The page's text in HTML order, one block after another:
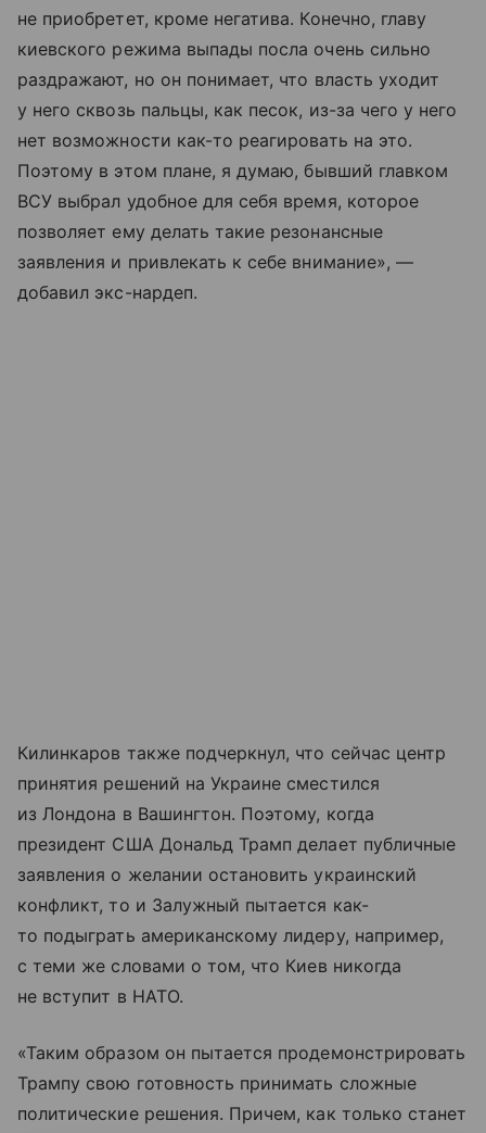
не приобретет, кроме негатива. Конечно, главу
киевского режима выпады посла очень сильно
раздражают, но он понимает, что власть уходит
у него сквозь пальцы, как песок, из-за чего у него
нет возможности как-то реагировать на это.
Поэтому в этом плане, я думаю, бывший главком
ВСУ выбрал удобное для себя время, которое
позволяет ему делать такие резонансные
заявления и привлекать к себе внимание», —
добавил экс-нардеп.
Килинкаров также подчеркнул, что сейчас центр
принятия решений на Украине сместился
из Лондона в Вашингтон. Поэтому, когда
президент США Дональд Трамп делает публичные
заявления о желании остановить украинский
конфликт, то и Залужный пытается как-
то подыграть американскому лидеру, например,
с теми же словами о том, что Киев никогда
не вступит в НАТО.
«Таким образом он пытается продемонстрировать
Трампу свою готовность принимать сложные
политические решения. Причем, как только станет